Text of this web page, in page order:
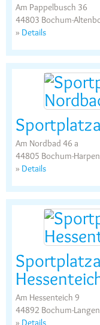
Am Pappelbusch 36
44803 Bochum-
» Details
Am Nordbad 46 a
44805 Bochum-Harpen
» Details
Am Hessenteich 9
44892 Bochum-
» Details